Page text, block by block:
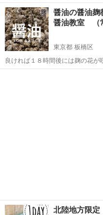
時を感じさせ、尚且…
愛知 安城市 エステ
醤油の醤油麹
醤油教室 （
東京都 板橋区
良ければ１８時間後には麹の花が
るととっても感動…
北陸地方限定